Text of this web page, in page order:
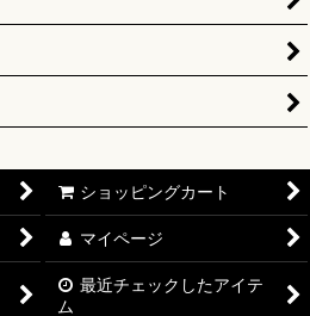
ショッピングカート
マイページ
最近チェックしたアイテ
ム